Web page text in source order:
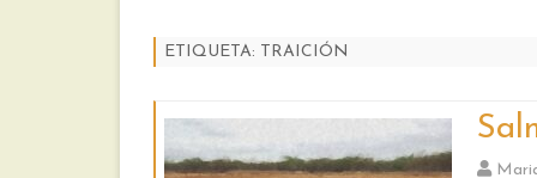
ETIQUETA: TRAICIÓN